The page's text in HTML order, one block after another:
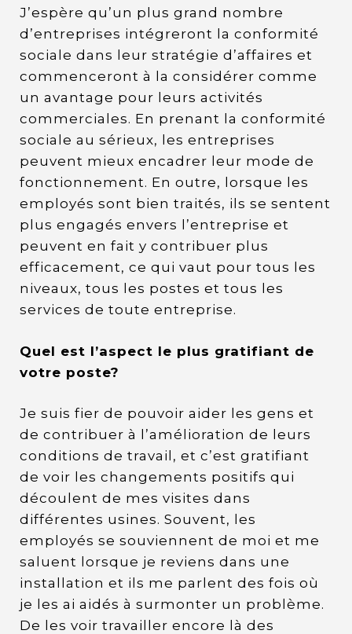
J’espère qu’un plus grand nombre
d’entreprises intégreront la conformité
sociale dans leur stratégie d’affaires et
commenceront à la considérer comme
un avantage pour leurs activités
commerciales. En prenant la conformité
sociale au sérieux, les entreprises
peuvent mieux encadrer leur mode de
fonctionnement. En outre, lorsque les
employés sont bien traités, ils se sentent
plus engagés envers l’entreprise et
peuvent en fait y contribuer plus
efficacement, ce qui vaut pour tous les
niveaux, tous les postes et tous les
services de toute entreprise.
Quel est l’aspect le plus gratifiant de
votre poste?
Je suis fier de pouvoir aider les gens et
de contribuer à l’amélioration de leurs
conditions de travail, et c’est gratifiant
de voir les changements positifs qui
découlent de mes visites dans
différentes usines. Souvent, les
employés se souviennent de moi et me
saluent lorsque je reviens dans une
installation et ils me parlent des fois où
je les ai aidés à surmonter un problème.
De les voir travailler encore là des